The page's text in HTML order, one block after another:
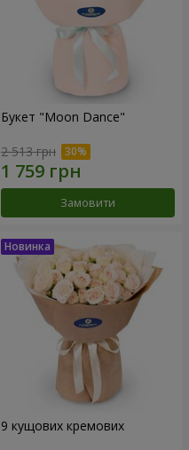
Букет "Moon Dance"
2 513 грн
Замовити
9 кущових кремових